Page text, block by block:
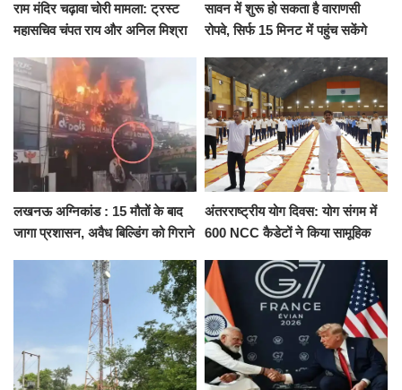
राम मंदिर चढ़ावा चोरी मामला: ट्रस्ट
महासचिव चंपत राय और अनिल मिश्रा
को नहीं...
सावन में शुरू हो सकता है वाराणसी
रोपवे, सिर्फ 15 मिनट में पहुंच सकेंगे
किराया
लखनऊ अग्निकांड : 15 मौतों के बाद
जागा प्रशासन, अवैध बिल्डिंग को गिराने
अंतरराष्ट्रीय योग दिवस: योग संगम में
600 NCC कैडेटों ने किया सामूहिक
संकल्प